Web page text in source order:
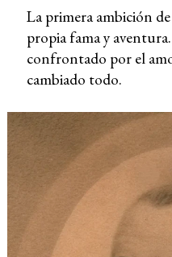
La primera ambición
propia fama y
confrontado por el
cambiado todo.